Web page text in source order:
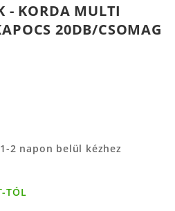
- KORDA MULTI
20DB/CSOMAG
2 napon belül kézhez
TÓL